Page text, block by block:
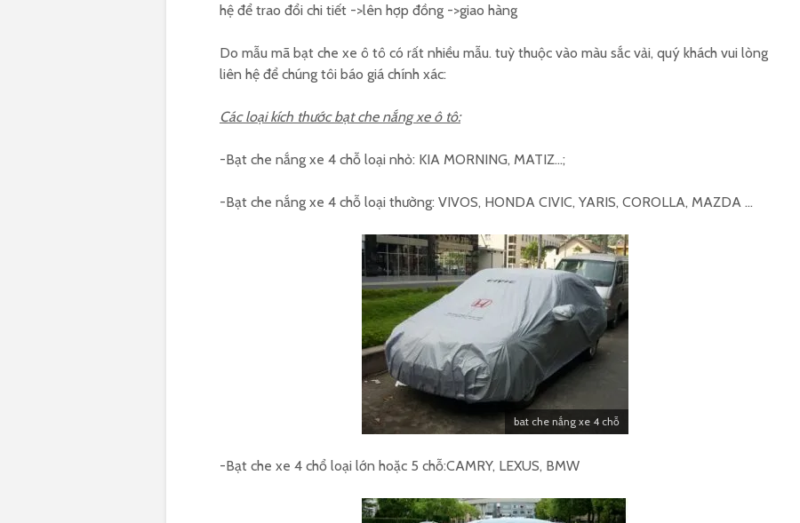
hệ để trao đổi chi tiết ->lên hợp đồng ->giao hàng
Do mẫu mã bạt che xe ô tô có rất nhiều mẫu. tuỳ thuộc vào màu sắc vải, quý khách vui lòng
liên hệ để chúng tôi báo giá chính xác:
Các loại kích thước bạt che nắng xe ô tô:
-Bạt che nắng xe 4 chỗ loại nhỏ: KIA MORNING, MATIZ…;
-Bạt che nắng xe 4 chỗ loại thường: VIVOS, HONDA CIVIC, YARIS, COROLLA, MAZDA …
bat che nắng xe 4 chỗ
-Bạt che xe 4 chổ loại lớn hoặc 5 chỗ:CAMRY, LEXUS, BMW